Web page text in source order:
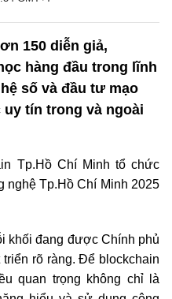
150 diễn giả,
hàng đầu trong lĩnh
số và đầu tư mạo
tín trong và ngoài
Tp.Hồ Chí Minh tổ chức
nghệ Tp.Hồ Chí Minh 2025
khối đang được Chính phủ
rõ ràng. Để blockchain
quan trọng không chỉ là